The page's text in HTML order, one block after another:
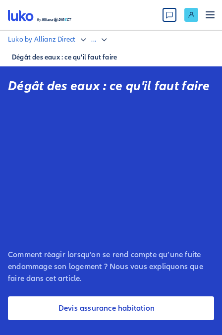
Luko by Allianz Direct ...
Dégât des eaux : ce qu'il faut faire
Dégât des eaux : ce qu'il faut faire
Comment réagir lorsqu’on se rend compte qu’une fuite
endommage son logement ? Nous vous expliquons que
faire dans cet article.
Devis assurance habitation